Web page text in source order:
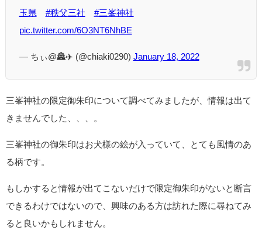
玉県 #秩父三社
#三峯神社
pic.twitter.com/6O3NT6NhBE
— ちぃ@🏯✈️ (@chiaki0290) January 18, 2022
三峯神社の限定御朱印について調べてみましたが、情報は出て
きませんでした、、、。
三峯神社の御朱印はお犬様の絵が入っていて、とても風情のあ
る柄です。
もしかすると情報が出てこないだけで限定御朱印がないと断言
できるわけではないので、興味のある方は訪れた際に尋ねてみ
ると良いかもしれません。